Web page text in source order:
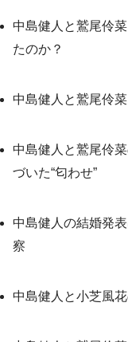
中島健人と鷲尾伶
たのか？
中島健人と鷲尾伶
中島健人と鷲尾伶
づいた“匂わせ”
中島健人の結婚発
察
中島健人と小芝風